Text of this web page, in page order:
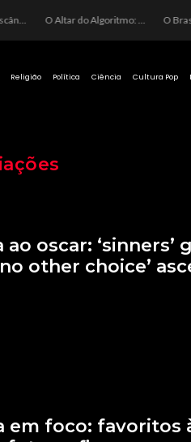
e a Realidade do Cinema Mundial O Altar do Algoritmo: A Carência Humana e a Fabricação de Heróis no Brasil
Religião Política Ciência Cultura Pop
oscar: ‘sinners’
other choice’
em foco: favoritos